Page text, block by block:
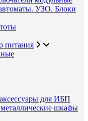
УЗО. Блоки
питания
для ИБП
шкафы